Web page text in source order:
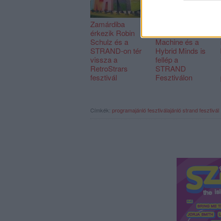
Zamárdiba
érkezik Robin
Schulz és a
STRAND-on tér
vissza a
RetroStrars
fesztivál
Machine és a
Hybrid Minds is
fellép a
STRAND
Fesztiválon
Címkék: programajánlófesztiválajánlóstrand fesztivál